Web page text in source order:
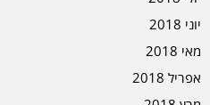
יוני 2018
מאי 2018
אפריל 2018